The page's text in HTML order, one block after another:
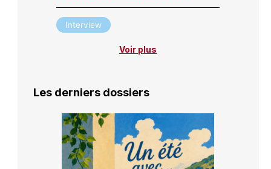
Interview
Voir plus
Les derniers dossiers